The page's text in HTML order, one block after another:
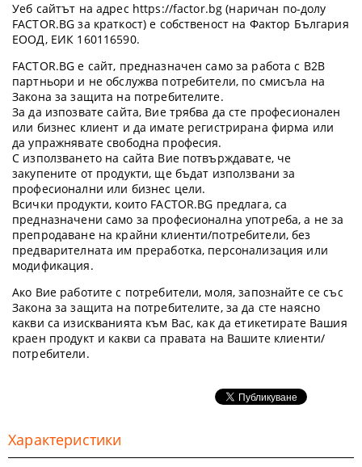
Уеб сайтът на адрес https://factor.bg (наричан по-долу
FACTOR.BG за краткост) е собственост на Фактор България
ЕООД, ЕИК 160116590.
FACTOR.BG е сайт, предназначен само за работа с B2B
партньори и не обслужва потребители, по смисъла на
Закона за защита на потребителите.
За да изпозвате сайта, Вие трябва да сте професионален
или бизнес клиент и да имате регистрирана фирма или
да упражнявате свободна професия.
С използването на сайта Вие потвърждавате, че
закупените от продукти, ще бъдат използвани за
професионални или бизнес цели.
Всички продукти, които FACTOR.BG предлага, са
предназначени само за професионална употреба, а не за
препродаване на крайни клиенти/потребители, без
предварителната им преработка, персонализация или
модификация.
Ако Вие работите с потребители, моля, запознайте се със
Закона за защита на потребителите, за да сте наясно
какви са изискванията към Вас, как да етикетирате Вашия
краен продукт и какви са правата на Вашите клиенти/
потребители.
Характеристики